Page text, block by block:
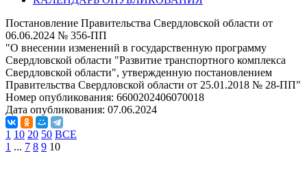
Постановление Правительства Свердловской области от
06.06.2024 № 356-ПП
"О внесении изменений в государственную программу
Свердловской области "Развитие транспортного комплекса
Свердловской области", утвержденную постановлением
Правительства Свердловской области от 25.01.2018 № 28-ПП"
Номер опубликования: 6600202406070018
Дата опубликования: 07.06.2024
1 10 20 50 ВСЕ
1 ... 7 8 9 10